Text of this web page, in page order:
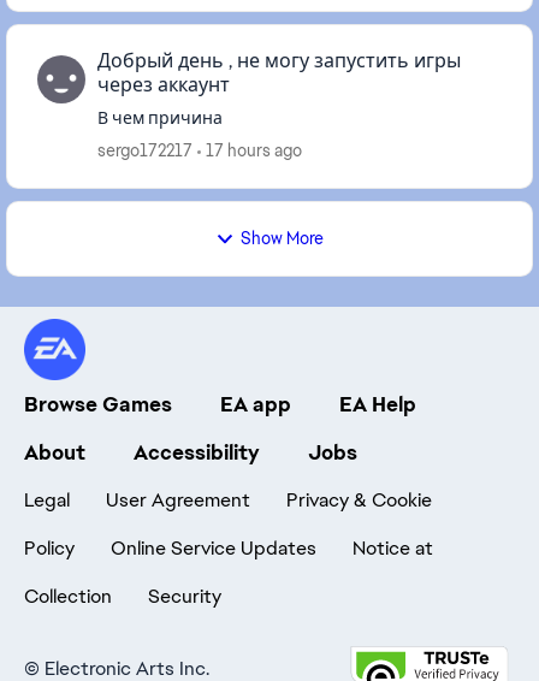
Добрый день , не могу запустить игры
через аккаунт
В чем причина
sergo172217
17 hours ago
Show More
Browse Games EA app
EA Help
About
Accessibility Jobs
Legal User Agreement
Privacy & Cookie
Policy
Online Service Updates
Notice at
Collection
Security
© Electronic Arts Inc.